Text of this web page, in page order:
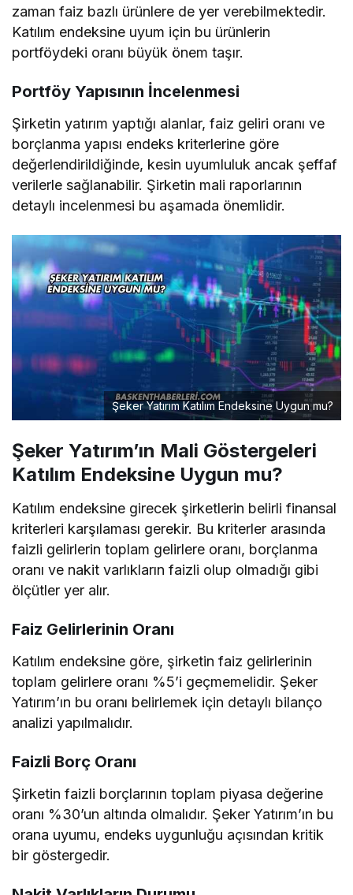
zaman faiz bazlı ürünlere de yer verebilmektedir.
Katılım endeksine uyum için bu ürünlerin
portföydeki oranı büyük önem taşır.
Portföy Yapısının İncelenmesi
Şirketin yatırım yaptığı alanlar, faiz geliri oranı ve
borçlanma yapısı endeks kriterlerine göre
değerlendirildiğinde, kesin uyumluluk ancak şeffaf
verilerle sağlanabilir. Şirketin mali raporlarının
detaylı incelenmesi bu aşamada önemlidir.
Şeker Yatırım Katılım Endeksine Uygun mu?
Şeker Yatırım’ın Mali Göstergeleri
Katılım Endeksine Uygun mu?
Katılım endeksine girecek şirketlerin belirli finansal
kriterleri karşılaması gerekir. Bu kriterler arasında
faizli gelirlerin toplam gelirlere oranı, borçlanma
oranı ve nakit varlıkların faizli olup olmadığı gibi
ölçütler yer alır.
Faiz Gelirlerinin Oranı
Katılım endeksine göre, şirketin faiz gelirlerinin
toplam gelirlere oranı %5’i geçmemelidir. Şeker
Yatırım’ın bu oranı belirlemek için detaylı bilanço
analizi yapılmalıdır.
Faizli Borç Oranı
Şirketin faizli borçlarının toplam piyasa değerine
oranı %30’un altında olmalıdır. Şeker Yatırım’ın bu
orana uyumu, endeks uygunluğu açısından kritik
bir göstergedir.